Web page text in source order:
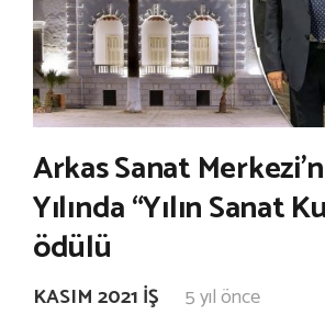
Arkas Sanat
Yılında “Yılın Sanat
ödülü
KASIM 2021 İŞ 5 yıl önce